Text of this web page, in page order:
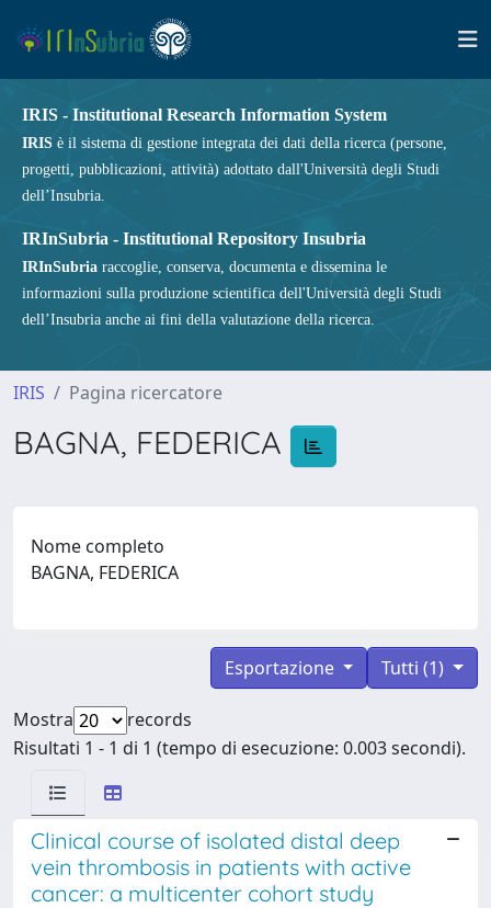
IRIS - Institutional Research Information System
IRIS è il sistema di gestione integrata dei dati della ricerca (persone,
progetti, pubblicazioni, attività) adottato dall'Università degli Studi
dell’Insubria.
IRInSubria - Institutional Repository Insubria
IRInSubria raccoglie, conserva, documenta e dissemina le
informazioni sulla produzione scientifica dell'Università degli Studi
dell’Insubria anche ai fini della valutazione della ricerca.
IRIS Pagina ricercatore
BAGNA, FEDERICA
Nome completo
BAGNA, FEDERICA
Tutti (1)
Esportazione
Mostra
records
Risultati 1 - 1 di 1 (tempo di esecuzione: 0.003 secondi).
Clinical course of isolated distal deep
vein thrombosis in patients with active
cancer: a multicenter cohort study